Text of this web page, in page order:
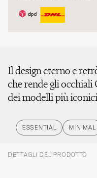
Il design eterno e
che rende gli
dei modelli più
ESSENTIAL MINIMAL
DETTAGLI DEL PRODOTTO